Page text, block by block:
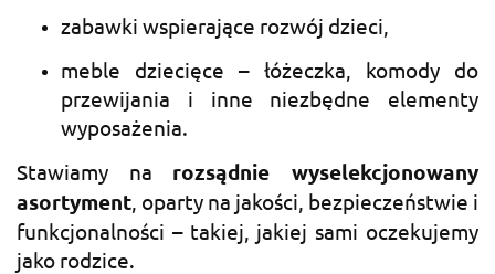
zabawki wspierające rozwój dzieci,
meble dziecięce – łóżeczka, komody do
przewijania i inne niezbędne elementy
wyposażenia.
Stawiamy na rozsądnie wyselekcjonowany
asortyment, oparty na jakości, bezpieczeństwie i
funkcjonalności – takiej, jakiej sami oczekujemy
jako rodzice.